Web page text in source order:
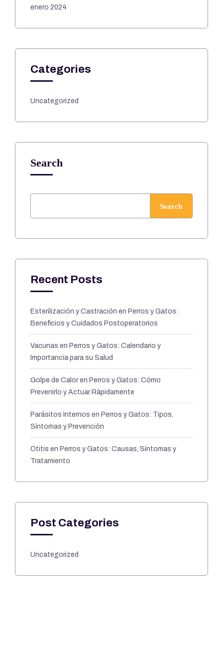
enero 2024
Categories
Uncategorized
Search
Search
Recent Posts
Esterilización y Castración en Perros y Gatos:
Beneficios y Cuidados Postoperatorios
Vacunas en Perros y Gatos: Calendario y
Importancia para su Salud
Golpe de Calor en Perros y Gatos: Cómo
Prevenirlo y Actuar Rápidamente
Parásitos Internos en Perros y Gatos: Tipos,
Síntomas y Prevención
Otitis en Perros y Gatos: Causas, Síntomas y
Tratamiento
Post Categories
Uncategorized